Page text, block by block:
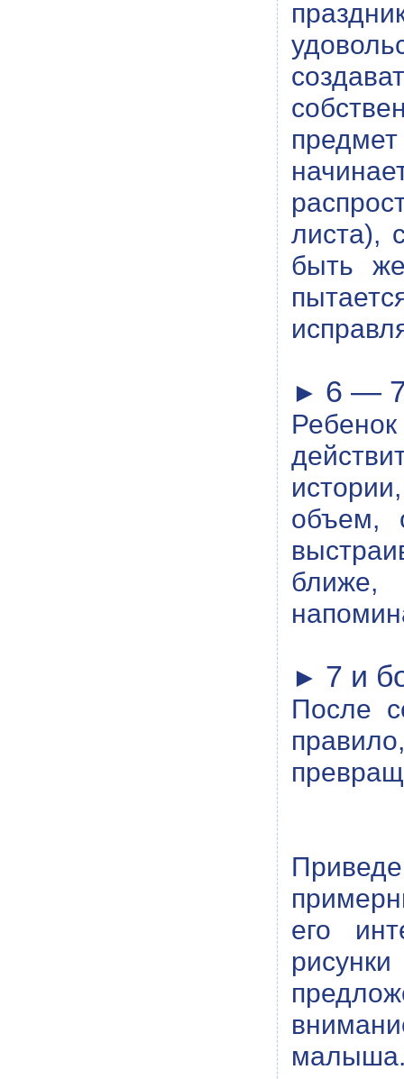
листа),
быть
► 6 —
объем,
ближе,
► 7 и
После
его
малыша.